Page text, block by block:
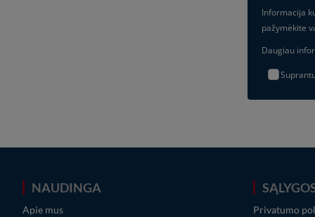
Informacija
pažymėkite
Daugiau
NAUDINGA
Apie mus
Privatumo